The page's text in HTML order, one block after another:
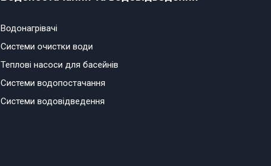
Водонагрівачі
Системи очистки води
Теплові насоси для басейнів
Системи водопостачання
Системи водовідведення